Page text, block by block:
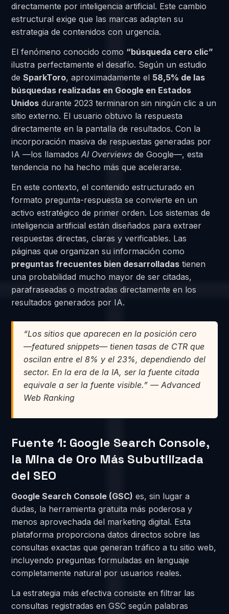
directamente por inteligencia artificial. Este cambio
estructural exige que las marcas adapten su
estrategia de contenidos con urgencia.
El fenómeno conocido como “búsqueda cero clic”
ilustra perfectamente el desafío. Según un estudio
deSparkToro, aproximadamente el 58,5% de las
búsquedas realizadas en Google en Estados
Unidos durante 2023 terminaron sin ningún clic a un
sitio externo. El usuario obtuvo la respuesta
directamente en la pantalla de resultados. Con la
incorporación masiva de respuestas generadas por
IA —los llamadosAI Overviews de Google—, esta
tendencia no ha hecho más que acelerarse.
En este contexto, el contenido estructurado en
formato pregunta-respuesta se convierte en un
activo estratégico de primer orden. Los sistemas de
inteligencia artificial están diseñados para extraer
respuestas directas, claras y verificables. Las
páginas que organizan su información como
preguntas frecuentes bien desarrolladas tienen
una probabilidad mucho mayor de ser citadas,
parafraseadas o mostradas directamente en los
resultados generados por IA.
“Los sitios que aparecen en la posición cero
—featured snippets— tienen tasas de CTR que
oscilan entre el 8% y el 23%, dependiendo del
sector. En la era de la IA, ser la fuente citada
equivale a ser la fuente visible.” — Advanced
Web Ranking
Fuente 1: Google Search Console,
la Mina de Oro Más Subutilizada
del SEO
Google Search Console (GSC) es, sin lugar a
dudas, la herramienta gratuita más poderosa y
menos aprovechada del marketing digital. Esta
plataforma proporciona datos directos sobre las
consultas exactas que generan tráfico a tu sitio web,
incluyendo preguntas formuladas en lenguaje
completamente natural por usuarios reales.
La estrategia más efectiva consiste en filtrar las
consultas registradas en GSC según palabras